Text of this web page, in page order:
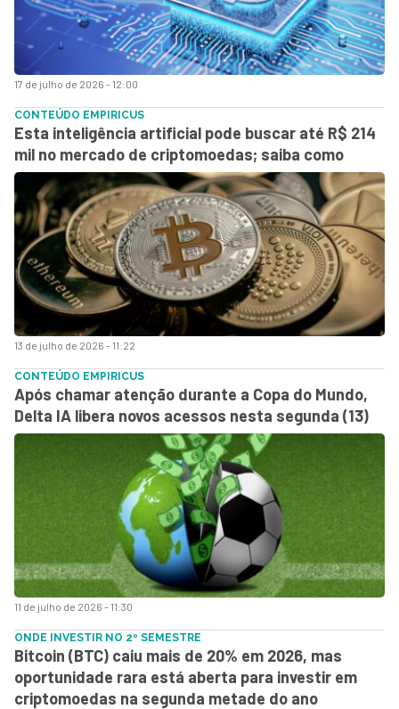
17 de julho de 2026 - 12:00
13 de julho de 2026 - 11:22
CONTEÚDO EMPIRICUS
Esta inteligência artificial pode buscar até R$ 214
mil no mercado de criptomoedas; saiba como
11 de julho de 2026 - 11:30
CONTEÚDO EMPIRICUS
Após chamar atenção durante a Copa do Mundo,
Delta IA libera novos acessos nesta segunda (13)
ONDE INVESTIR NO 2º SEMESTRE
Bitcoin (BTC) caiu mais de 20% em 2026, mas
oportunidade rara está aberta para investir em
criptomoedas na segunda metade do ano